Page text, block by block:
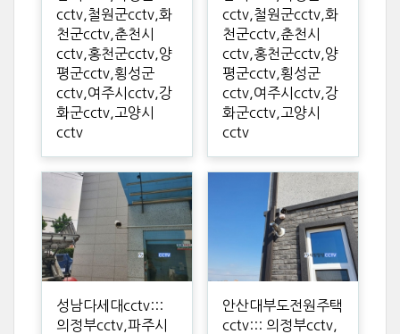
cctv,철원군cctv,화
천군cctv,춘천시
cctv,홍천군cctv,양
평군cctv,횡성군
cctv,여주시cctv,강
화군cctv,고양시
cctv
cctv,철원군cctv,화
천군cctv,춘천시
cctv,홍천군cctv,양
평군cctv,횡성군
cctv,여주시cctv,강
화군cctv,고양시
cctv
성남다세대cctv:::
의정부cctv,파주시
안산대부도전원주택
cctv::: 의정부cctv,